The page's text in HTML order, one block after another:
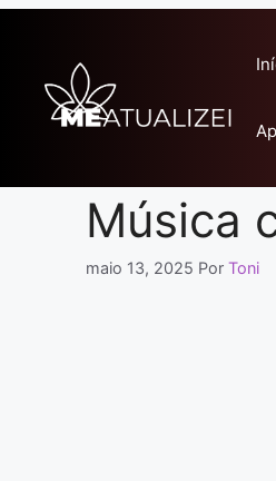
conteúdo
Música
maio 13, 2025 Por Toni